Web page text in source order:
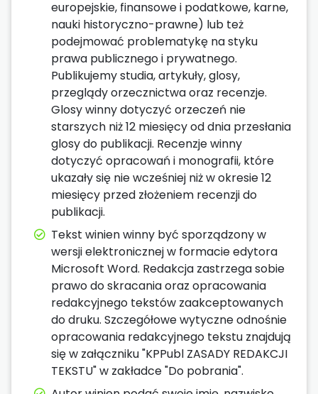
europejskie, finansowe i podatkowe, karne,
nauki historyczno-prawne) lub też
podejmować problematykę na styku
prawa publicznego i prywatnego.
Publikujemy studia, artykuły, glosy,
przeglądy orzecznictwa oraz recenzje.
Glosy winny dotyczyć orzeczeń nie
starszych niż 12 miesięcy od dnia przesłania
glosy do publikacji. Recenzje winny
dotyczyć opracowań i monografii, które
ukazały się nie wcześniej niż w okresie 12
miesięcy przed złożeniem recenzji do
publikacji.
Tekst winien winny być sporządzony w
wersji elektronicznej w formacie edytora
Microsoft Word. Redakcja zastrzega sobie
prawo do skracania oraz opracowania
redakcyjnego tekstów zaakceptowanych
do druku. Szczegółowe wytyczne odnośnie
opracowania redakcyjnego tekstu znajdują
się w załączniku "KPPubl ZASADY REDAKCJI
TEKSTU" w zakładce "Do pobrania".